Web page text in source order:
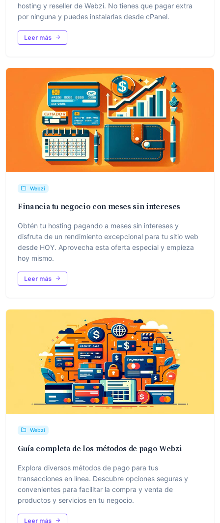
hosting y reseller de Webzi. No tienes que pagar extra
por ninguna y puedes instalarlas desde cPanel.
Leer más
Webzi
Financia tu negocio con meses sin intereses
Obtén tu hosting pagando a meses sin intereses y
disfruta de un rendimiento excepcional para tu sitio web
desde HOY. Aprovecha esta oferta especial y empieza
hoy mismo.
Leer más
Webzi
Guía completa de los métodos de pago Webzi
Explora diversos métodos de pago para tus
transacciones en línea. Descubre opciones seguras y
convenientes para facilitar la compra y venta de
productos y servicios en tu negocio.
Leer más